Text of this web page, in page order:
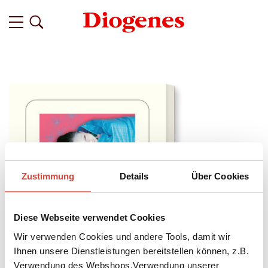
Zustimmung Details Über Cookies
Diese Webseite verwendet Cookies
Wir verwenden Cookies und andere Tools, damit wir
Ihnen unsere Dienstleistungen bereitstellen können, z.B.
Verwendung des Webshops,Verwendung unserer